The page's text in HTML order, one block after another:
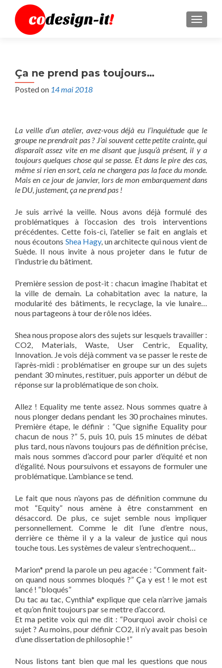
MENU
Ça ne prend pas toujours…
Posted on 14 mai 2018
La veille d’un atelier, avez-vous déjà eu l’inquiétude que le
groupe ne prendrait pas ? J’ai souvent cette petite crainte, qui
disparaît assez vite en me disant que jusqu’à présent, il y a
toujours quelques chose qui se passe. Et dans le pire des cas,
même si rien en sort, cela ne changera pas la face du monde.
Mais en ce jour de janvier, lors de mon embarquement dans
le DU, justement, ça ne prend pas !
Je suis arrivé la veille. Nous avons déjà formulé des
problématiques à l’occasion des trois interventions
précédentes. Cette fois-ci, l’atelier se fait en anglais et
nous écoutons Shea Hagy, un architecte qui nous vient de
Suède. Il nous invite à nous projeter dans le futur de
l’industrie du bâtiment.
Première session de post-it : chacun imagine l’habitat et
la ville de demain. La cohabitation avec la nature, la
modularité des bâtiments, le recyclage, la vie lunaire…
nous partageons à tour de rôle nos idées.
Shea nous propose alors des sujets sur lesquels travailler :
CO2, Materials, Waste, User Centric, Equality,
Innovation. Je vois déjà comment va se passer le reste de
l’après-midi : problématiser en groupe sur un des sujets
pendant 30 minutes, restituer, puis apporter un début de
réponse sur la problématique de son choix.
Allez ! Equality me tente assez. Nous sommes quatre à
nous plonger dedans pendant les 30 prochaines minutes.
Première étape, le définir : “Que signifie Equality pour
chacun de nous ?” 5, puis 10, puis 15 minutes de débat
plus tard, nous n’avons toujours pas de définition précise,
mais nous sommes d’accord pour parler d’équité et non
d’égalité. Nous poursuivons et essayons de formuler une
problématique. L’ambiance se tend.
Le fait que nous n’ayons pas de définition commune du
mot “Equity” nous amène à être constamment en
désaccord. De plus, ce sujet semble nous impliquer
personnellement. Comme le dit l’une d’entre nous,
derrière ce thème il y a la valeur de justice qui nous
touche tous. Les systèmes de valeur s’entrechoquent…
Marion* prend la parole un peu agacée : “Comment fait-
on quand nous sommes bloqués ?” Ça y est ! le mot est
lancé ! “bloqués”
Du tac au tac, Cynthia* explique que cela n’arrive jamais
et qu’on finit toujours par se mettre d’accord.
Et ma petite voix qui me dit : “Pourquoi avoir choisi ce
sujet ? Au moins, pour définir CO2, il n’y avait pas besoin
d’une dissertation de philosophie !”
Nous listons tant bien que mal les questions que nous